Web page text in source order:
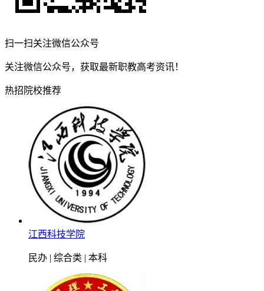
扫一扫关注微信公众号
关注微信公众号，获取最新职教高考资讯！
热招院校推荐
江西科技学院
民办 | 综合类 | 本科